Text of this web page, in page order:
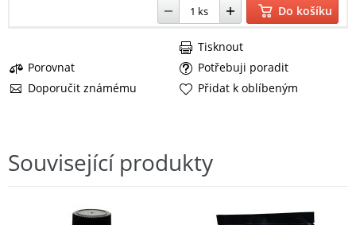
Do košíku
Porovnat
Potřebuji poradit
Doporučit známému
Tisknout
Přidat k oblíbeným
Související produkty